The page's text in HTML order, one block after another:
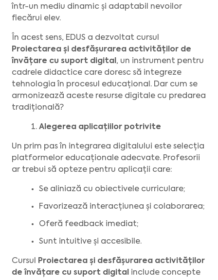
într-un mediu dinamic și adaptabil nevoilor
fiecărui elev.
În acest sens, EDUS a dezvoltat cursul
Proiectarea și desfășurarea activităților de
învățare cu suport digital , un instrument pentru
cadrele didactice care doresc să integreze
tehnologia în procesul educațional. Dar cum se
armonizează aceste resurse digitale cu predarea
tradițională?
Alegerea aplicațiilor potrivite
Un prim pas în integrarea digitalului este selecția
platformelor educaționale adecvate. Profesorii
ar trebui să opteze pentru aplicații care:
Se aliniază cu obiectivele curriculare;
Favorizează interacțiunea și colaborarea;
Oferă feedback imediat;
Sunt intuitive și accesibile.
Cursul
Proiectarea și desfășurarea activităților
de învățare cu suport digital include concepte